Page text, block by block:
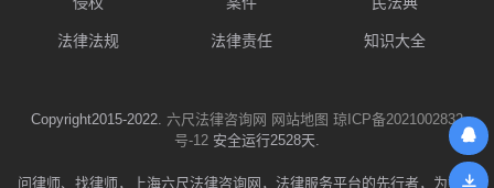
法律法规 法律责任 知识大全
Copyright2015-2022. 六尺法律咨询网 网站地图 琼ICP备2021002832
号-12 安全运行2528天.
问律师、找律师，上海六尺法律咨询网，法律服务平台的先行者，为数千